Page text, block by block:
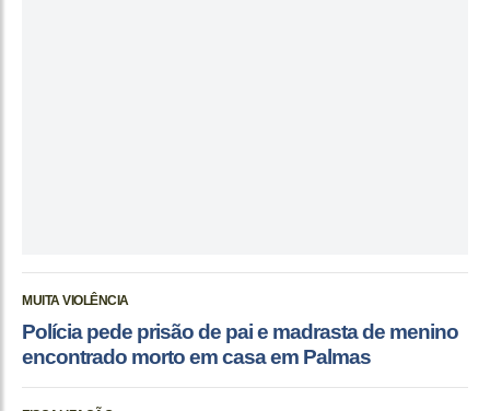
MUITA VIOLÊNCIA
Polícia pede prisão de pai e madrasta de menino
encontrado morto em casa em Palmas